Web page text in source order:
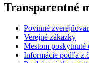
Transparentné
Povinné
Verejné zákazky
Mestom poskytnuté
Informácie podľa